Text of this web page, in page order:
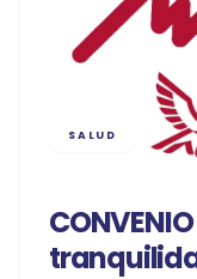
SALUD